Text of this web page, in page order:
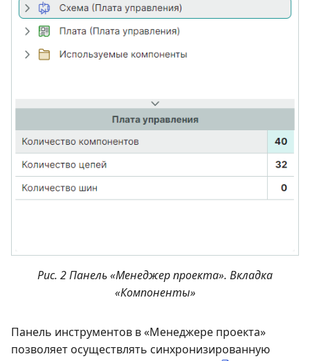
Рис. 2 Панель «Менеджер проекта». Вкладка
«Компоненты»
Панель инструментов в «Менеджере проекта»
позволяет осуществлять синхронизированную